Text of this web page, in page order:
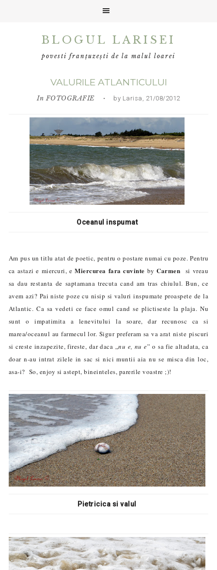
BLOGUL LARISEI
povesti franțuzești de la malul loarei
VALURILE ATLANTICULUI
InFOTOGRAFIE • by Larisa, 21/08/2012
Oceanul inspumat
Am pus un titlu atat de poetic, pentru o postare numai cu poze. Pentru
ca astazi e miercuri, eMiercurea fara cuvinte byCarmen si vreau
sa dau restanta de saptamana trecuta cand am tras chiulul. Bun, ce
avem azi? Pai niste poze cu nisip si valuri inspumate proaspete de la
Atlantic. Ca sa vedeti ce face omul cand se plictiseste la plaja. Nu
sunt o impatimita a lenevitului la soare, dar recunosc ca si
marea/oceanul au farmecul lor. Sigur preferam sa va arat niste piscuri
si creste inzapezite, fireste, dar daca „nu e, nu e” o sa fie altadata, ca
doar n-au intrat zilele in sac si nici muntii aia nu se misca din loc,
asa-i? So, enjoy si astept, bineinteles, parerile voastre ;)!
Pietricica si valul